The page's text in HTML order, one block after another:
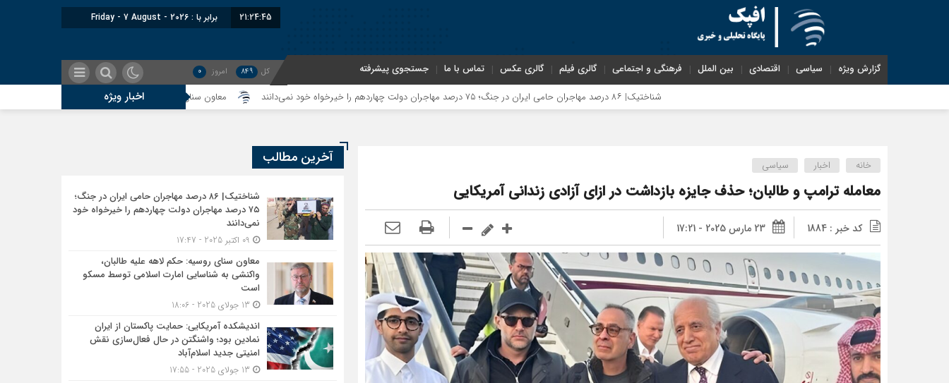
21:24:46 برابر با : Friday - 7 August - 2026
گزارش ویژه سیاسی اقتصادی بین الملل فرهنگی و اجتماعی گالری فیلم گالری عکس تماس با ما جستجوی پیشرفته کل 849 امروز 0
اخبار ویژه
معاون سنای روسیه: حکم لاهه علیه طالبان، واکنشی به شناسایی امارت
خانه اخبار سیاسی
معامله ترامپ و طالبان؛ حذف جایزه بازداشت در ازای آزادی زندانی آمریکایی
کد خبر : 1884 23 مارس 2025 - 17:21
آخرین مطالب
شناختیک| ۸۶ درصد مهاجران حامی ایران در جنگ؛
۷۵ درصد مهاجران دولت چهاردهم را خیرخواه خود
نمی‌دانند
معاون سنای روسیه: حکم لاهه علیه طالبان،
واکنشی به شناسایی امارت اسلامی توسط مسکو
است
اندیشکده آمریکایی: حمایت پاکستان از ایران
نمادین بود؛ واشنگتن در حال فعال‌سازی نقش
امنیتی جدید اسلام‌آباد